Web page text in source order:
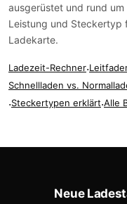
ausgerüstet und rund
Leistung und Steckertyp
Ladekarte.
Ladezeit-Rechner·
Schnellladen vs.
·Steckertypen erklärt·Alle
Neue